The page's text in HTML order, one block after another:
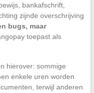
bankafschrift,
zijnde overschrijving
bugs, maar
toepast als
hierover: sommige
enkele uren worden
terwijl anderen